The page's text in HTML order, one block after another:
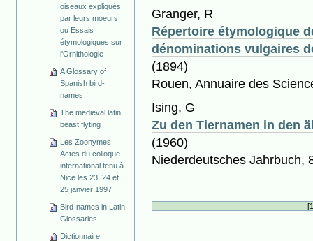
oiseaux expliqués
par leurs moeurs
ou Essais
étymologiques sur
l'Ornithologie
A Glossary of
Spanish bird-
names
The medieval latin
beast flyting
Les Zoonymes.
Actes du colloque
international tenu à
Nice les 23, 24 et
25 janvier 1997
Bird-names in Latin
Glossaries
Dictionnaire
Granger, R
Répertoire étymologique
dénominations vulgaires
(1894)
Rouen, Annuaire des
Ising, G
Zu den Tiernamen in den
(1960)
Niederdeutsches Jahrbuch,
[